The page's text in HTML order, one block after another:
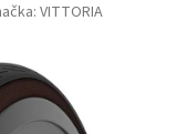
VITTORIA